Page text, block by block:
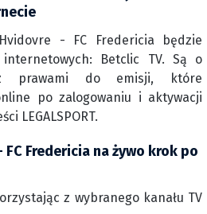
- FC Fredericia będzie
Betclic TV. Są o
prawami do emisji, które
po zalogowaniu i aktywacji
LEGALSPORT.
Fredericia na żywo krok po
z wybranego kanału TV